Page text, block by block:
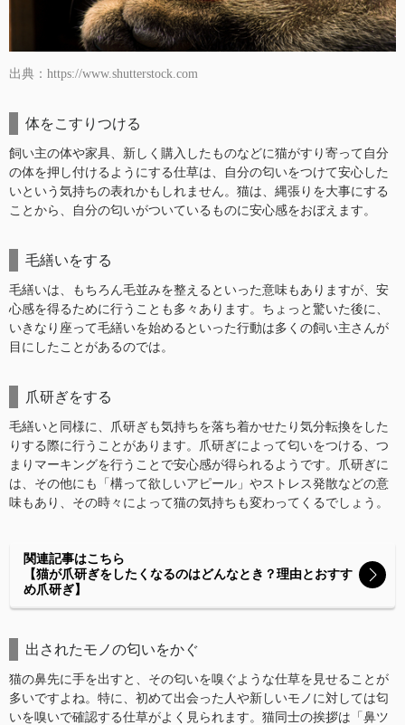
出典：https://www.shutterstock.com
体をこすりつける
飼い主の体や家具、新しく購入したものなどに猫がすり寄って自分
の体を押し付けるようにする仕草は、自分の匂いをつけて安心した
いという気持ちの表れかもしれません。猫は、縄張りを大事にする
ことから、自分の匂いがついているものに安心感をおぼえます。
毛繕いをする
毛繕いは、もちろん毛並みを整えるといった意味もありますが、安
心感を得るために行うことも多々あります。ちょっと驚いた後に、
いきなり座って毛繕いを始めるといった行動は多くの飼い主さんが
目にしたことがあるのでは。
爪研ぎをする
毛繕いと同様に、爪研ぎも気持ちを落ち着かせたり気分転換をした
りする際に行うことがあります。爪研ぎによって匂いをつける、つ
まりマーキングを行うことで安心感が得られるようです。爪研ぎに
は、その他にも「構って欲しいアピール」やストレス発散などの意
味もあり、その時々によって猫の気持ちも変わってくるでしょう。
関連記事はこちら
【猫が爪研ぎをしたくなるのはどんなとき？理由とおすす
め爪研ぎ】
出されたモノの匂いをかぐ
猫の鼻先に手を出すと、その匂いを嗅ぐような仕草を見せることが
多いですよね。特に、初めて出会った人や新しいモノに対しては匂
いを嗅いで確認する仕草がよく見られます。猫同士の挨拶は「鼻ツ